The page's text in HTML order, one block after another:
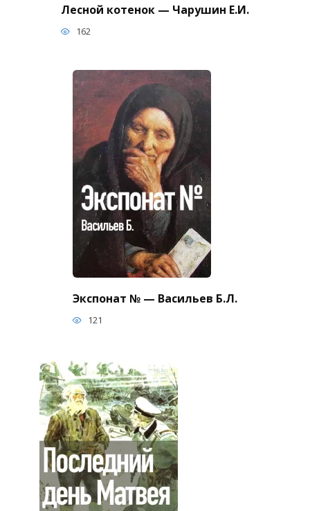
Лесной котенок — Чарушин Е.И.
162
Экспонат № — Васильев Б.Л.
121